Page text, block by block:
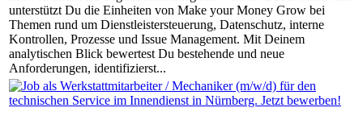
unterstützt Du die Einheiten von Make your Money Grow bei
Themen rund um Dienstleistersteuerung, Datenschutz, interne
Kontrollen, Prozesse und Issue Management. Mit Deinem
analytischen Blick bewertest Du bestehende und neue
Anforderungen, identifizierst...